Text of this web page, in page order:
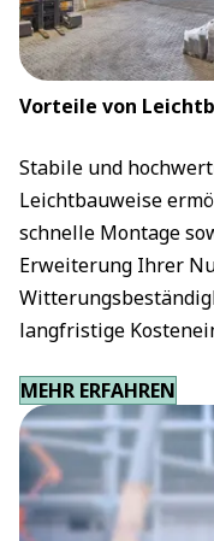
Vorteile von
Stabile und
Leichtbauweise
schnelle Montage
Erweiterung Ihrer
langfristige
MEHR ERFAHREN